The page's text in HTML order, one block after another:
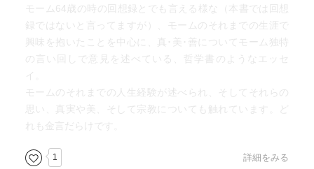
を見る目のこういう冷淡さが、先祖から受け継いだ遺伝な
のかどうかは分からない。私の先祖は成功した法律家だっ
たが、見掛けに騙されぬだけ抜け目のなさがなかったら、
とうてい成功しなかっただろう。もしかすると遺伝のせい
ではなく、人と会ったとき嬉しくて夢中になるような性質
が私に欠けているせいかもしれない。Yの中には嬉しさのあ
まり直ぐに、俗に言う「ガチョウを白鳥だと見誤る」人が
いるが、私は違う。とにかく私の冷静さが医学生だったこ
いうのではなかった。作家以外のものにはなりたくなかっ
モーム64歳の時の回想録とでも言える様な（本書では回想
録ではないと言ってますが）、モームのそれまでの生涯で
興味を抱いたことを中心に、真･美･善についてモーム独特
の言い回しで意見を述べている、哲学書のようなエッセ
イ。
モームのそれまでの人生経験が述べられ、そしてそれらの
思い、真実や美、そして宗教についても触れています。ど
れも金言だらけです。
1 詳細をみる